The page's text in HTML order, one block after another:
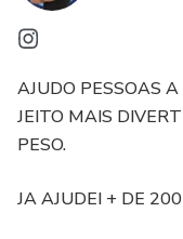
AJUDO PESSOAS
JEITO MAIS
PESO.
JA AJUDEI + DE